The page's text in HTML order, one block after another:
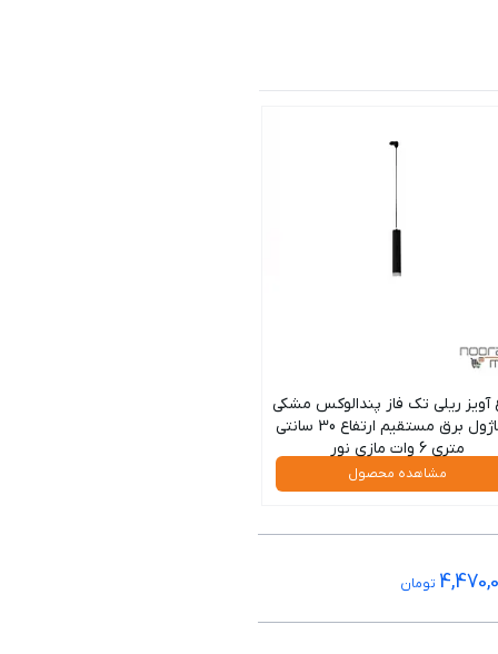
آویز ریلی تک فاز پندالوکس مشکی
با ماژول برق مستقیم ارتفاع 30 سانتی
متری 6 وات مازی نور
مشاهده محصول
تومان